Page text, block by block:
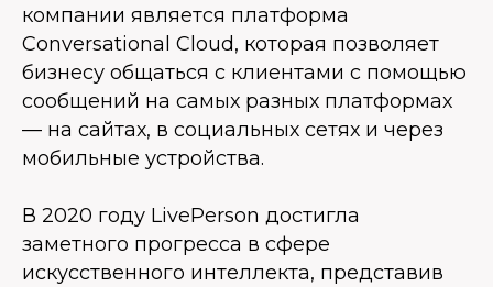
компании является платформа
Conversational Cloud, которая позволяет
бизнесу общаться с клиентами с помощью
сообщений на самых разных платформах
— на сайтах, в социальных сетях и через
мобильные устройства.
В 2020 году LivePerson достигла
заметного прогресса в сфере
искусственного интеллекта, представив